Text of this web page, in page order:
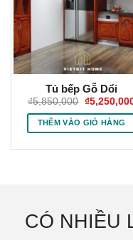
Tủ bếp Gỗ Dổi
₫5,850,000 Giá
gốc
là:
₫5,850,000.
₫
THÊM VÀO GIỎ HÀNG
CÓ NHIỀU